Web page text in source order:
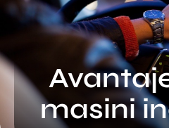
masini